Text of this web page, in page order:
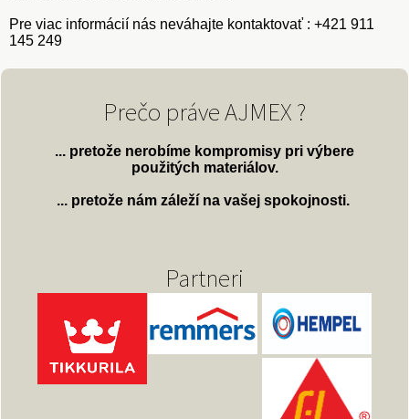
Pre viac informácií nás neváhajte kontaktovať : +421 911
145 249
Prečo práve AJMEX ?
... pretože nerobíme kompromisy pri výbere
použitých materiálov.
... pretože nám záleží na vašej spokojnosti.
Partneri